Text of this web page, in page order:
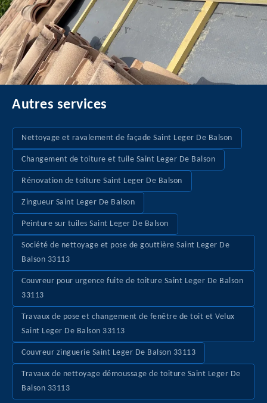
Autres services
Nettoyage et ravalement de façade Saint Leger De Balson
Changement de toiture et tuile Saint Leger De Balson
Rénovation de toiture Saint Leger De Balson
Zingueur Saint Leger De Balson
Peinture sur tuiles Saint Leger De Balson
Société de nettoyage et pose de gouttière Saint Leger De
Balson 33113
Couvreur pour urgence fuite de toiture Saint Leger De Balson
33113
Travaux de pose et changement de fenêtre de toit et Velux
Saint Leger De Balson 33113
Couvreur zinguerie Saint Leger De Balson 33113
Travaux de nettoyage démoussage de toiture Saint Leger De
Balson 33113